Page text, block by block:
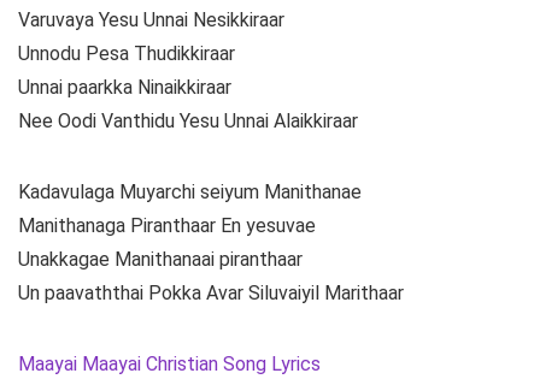
Varuvaya Yesu Unnai Nesikkiraar
Unnodu Pesa Thudikkiraar
Unnai paarkka Ninaikkiraar
Nee Oodi Vanthidu Yesu Unnai Alaikkiraar
Kadavulaga Muyarchi seiyum Manithanae
Manithanaga Piranthaar En yesuvae
Unakkagae Manithanaai piranthaar
Un paavaththai Pokka Avar Siluvaiyil Marithaar
Maayai Maayai Christian Song Lyrics